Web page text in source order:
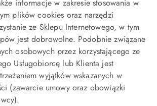
informacje w zakresie stosowania w
plików cookies oraz narzędzi
ze Sklepu Internetowego, w tym
jest dobrowolne. Podobnie związane
osobowych przez korzystającego ze
Usługobiorcę lub Klienta jest
wyjątków wskazanych w
(zawarcie umowy oraz obowiązki